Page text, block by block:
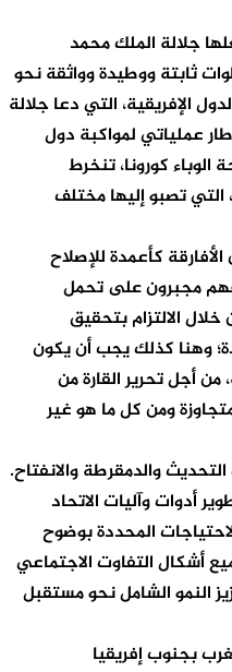
جلالة الملك محمد
ثابتة ووطيدة وواثقة نحو
الإفريقية، التي دعا جلالة
عملياتي لمواكبة دول
الوباء كورونا، تنخرط
تصبو إليها مختلف
كأعمدة للإصلاح
فهم مجبرون على تحمل
الالتزام بتحقيق
وهنا كذلك يجب أن يكون
أجل تحرير القارة من
ومن كل ما هو غير
والدمقرطة والانفتاح.
أدوات وآليات الاتحاد
المحددة بوضوح
أشكال التفاوت الاجتماعي
النمو الشامل نحو مستقبل
بجنوب إفريقيا